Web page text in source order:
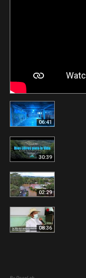
06:41
30:39
02:29
08:36